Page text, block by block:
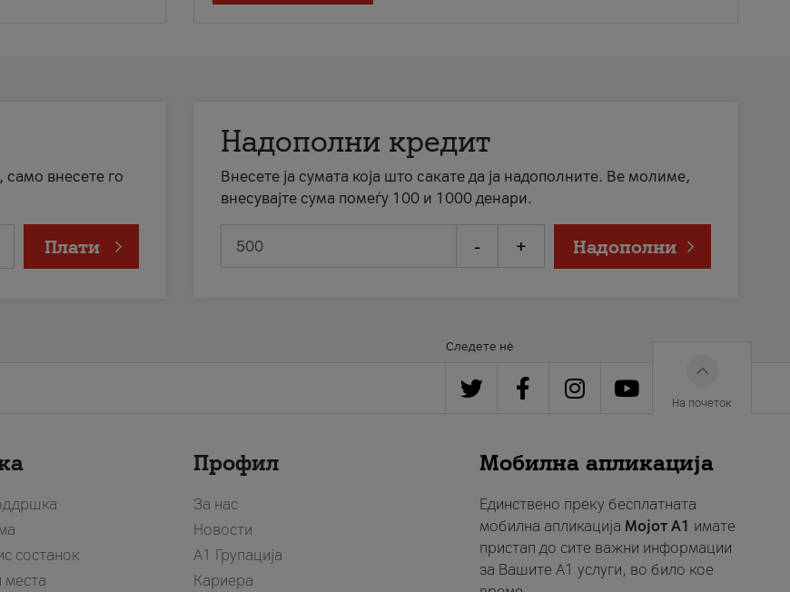
само внесете го
Плати
Надополни кредит
Внесете ја сумата која што сакате да ја надополните. Ве молиме,
внесувајте сума помеѓу 100 и 1000 денари.
- + Надополни
Следете нè
На почеток
состанок
Профил
За нас
Новости
А1 Групација
Кариера
Мобилна апликација
Единствено преку бесплатната
мобилна апликација Мојот A1 имате
пристап до сите важни информации
за Вашите A1 услуги, во било кое